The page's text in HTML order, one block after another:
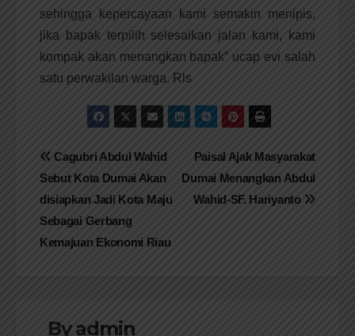
sehingga kepercayaan kami semakin menipis,
jika bapak terpilih selesaikan jalan kami, kami
kompak akan menangkan bapak” ucap evi salah
satu perwakilan warga. Rls
Navigasi
pos
Paisal Ajak Masyarakat
Dumai Menangkan Abdul
Wahid-SF. Hariyanto
Cagubri Abdul Wahid
Sebut Kota Dumai Akan
disiapkan Jadi Kota Maju
Sebagai Gerbang
Kemajuan Ekonomi Riau
Byadmin